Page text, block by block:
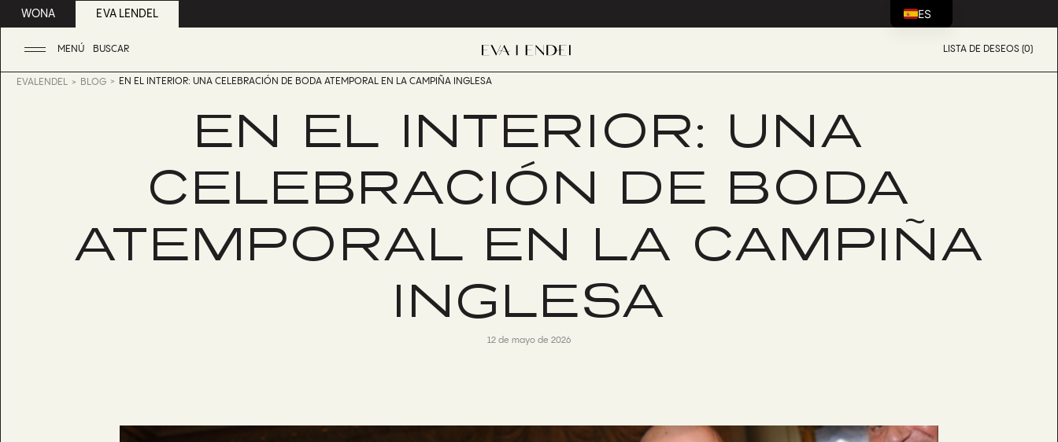
WONA EVA LENDEL
MENÚ BUSCAR LISTA DE DESEOS (0)
EVALENDEL BLOG EN EL INTERIOR: UNA CELEBRACIÓN DE BODA ATEMPORAL EN LA CAMPIÑA INGLESA
EN EL INTERIOR: UNA
CELEBRACIÓN DE BODA
ATEMPORAL EN LA CAMPIÑA
INGLESA
12 de mayo de 2026
ES